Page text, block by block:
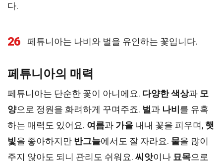
다.
26 페튜니아는 나비와 벌을 유인하는 꽃입니다.
페튜니아의 매력
페튜니아는 단순한 꽃이 아니에요. 다양한 색상과 모
양으로 정원을 화려하게 꾸며주죠. 벌 과 나비 를 유혹
하는 매력도 있어요. 여름과 가을 내내 꽃을 피우며, 햇
빛을 좋아하지만 반그늘에서도 잘 자라요. 물을 많이
주지 않아도 되니 관리도 쉬워요. 씨앗이나 묘목으로